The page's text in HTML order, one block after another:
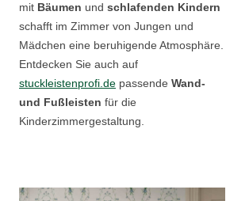
mit Bäumen und schlafenden Kindern
schafft im Zimmer von Jungen und
Mädchen eine beruhigende Atmosphäre.
Entdecken Sie auch auf
stuckleistenprofi.de passende Wand-
und Fußleisten für die
Kinderzimmergestaltung.